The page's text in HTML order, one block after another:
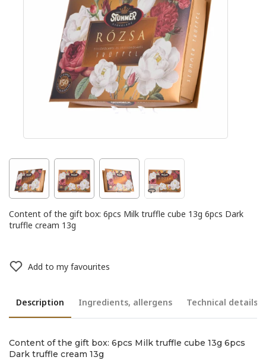
Content of the gift box: 6pcs Milk truffle cube 13g 6pcs Dark
truffle cream 13g
Add to my favourites
Description Ingredients, allergens Technical details
Content of the gift box: 6pcs Milk truffle cube 13g 6pcs
Dark truffle cream 13g